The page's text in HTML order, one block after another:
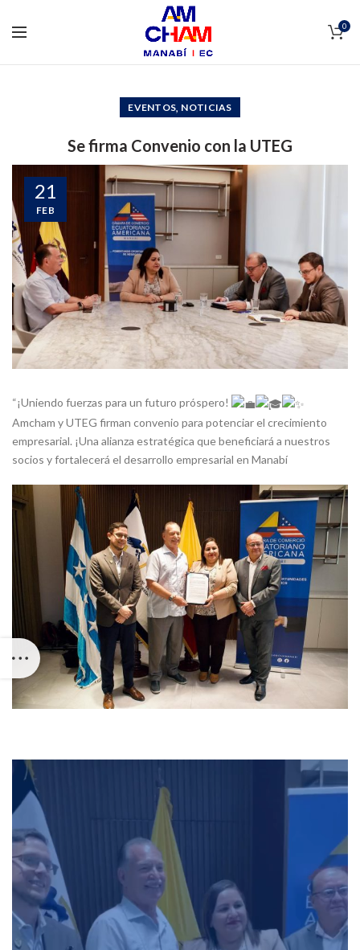
0
EVENTOS, NOTICIAS
Se firma Convenio con la UTEG
21
FEB
“¡Uniendo fuerzas para un futuro próspero!
Amcham y UTEG firman convenio para potenciar el crecimiento
empresarial. ¡Una alianza estratégica que beneficiará a nuestros
socios y fortalecerá el desarrollo empresarial en Manabí
Reproductor
vídeo